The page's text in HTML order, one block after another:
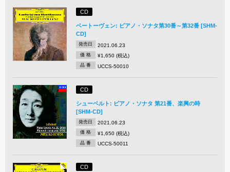
CD
ベートーヴェン: ピアノ・ソナタ第30番～第32番 [SHM-
CD]
発売日 2021.06.23
価 格 ¥1,650 (税込)
品 番 UCCS-50010
CD
シューベルト: ピアノ・ソナタ 第21番、楽興の時
[SHM-CD]
発売日 2021.06.23
価 格 ¥1,650 (税込)
品 番 UCCS-50011
CD